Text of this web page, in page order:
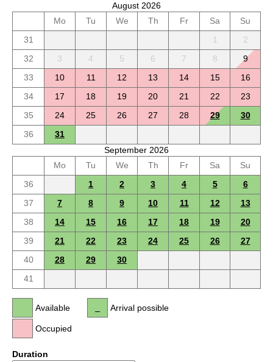
August 2026
Mo
Tu We Th Fr Sa
Su
31
1
2
32
3 4 5 6 7 8
9
33
10 11 12 13 14 15
16
34
17 18 19 20 21 22
23
35
24 25 26 27 28 29
30
36
31
September 2026
Mo
Tu We Th Fr Sa
Su
36
1 2 3 4 5
6
37
7 8 9 10 11 12
13
38
14 15 16 17 18 19
20
39
21 22 23 24 25 26
27
40
28 29
30
41
Available
Occupied
Arrival possible
Duration